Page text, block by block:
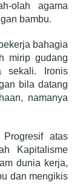
olah agama
bambu.
bahagia
mirip gudang
sekali. Ironis
bila datang
namanya
atas
Kapitalisme
dunia kerja,
dan mengikis